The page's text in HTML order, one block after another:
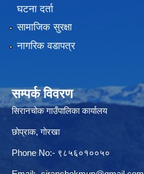
घटना दर्ता
सामाजिक सुरक्षा
नागरिक वडापत्र
सम्पर्क विवरण
सिरानचोक गाउँपालिका कार्यालय
छाेप्राक, गाेरखा
Phone No:- ९८५६०१००५०